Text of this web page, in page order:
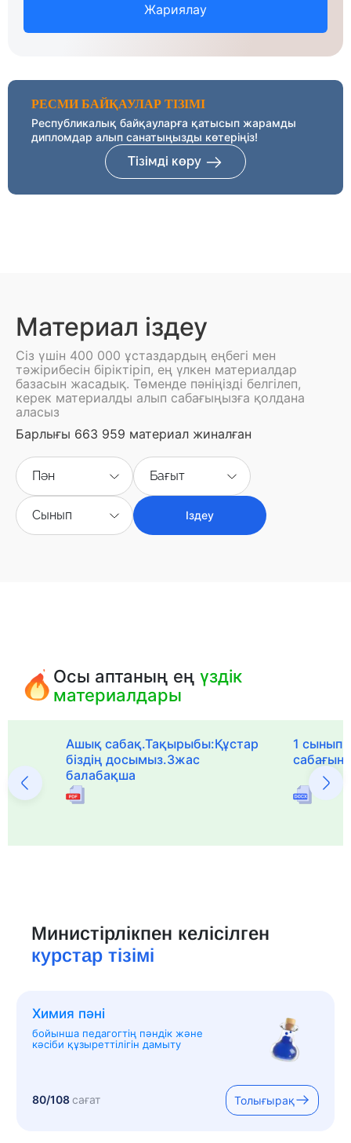
Жариялау
РЕСМИ БАЙҚАУЛАР ТІЗІМІ
Республикалық байқауларға қатысып жарамды
дипломдар алып санатыңызды көтеріңіз!
Тізімді көру
Материал іздеу
Сіз үшін 400 000 ұстаздардың еңбегі мен
тәжірибесін біріктіріп, ең үлкен материалдар
базасын жасадық. Төменде пәніңізді белгілеп,
керек материалды алып сабағыңызға қолдана
аласыз
Барлығы 663 959 материал жиналған
Пән Бағыт
Сынып Іздеу
Осы аптаның еңүздік
материалдары
Ашық сабақ.Тақырыбы:Құстар
біздің досымыз.3жас
балабақша
1
Министірлікпен келісілген
курстар тізімі
Химия пәні
бойынша педагогтің пәндік және
кәсіби құзыреттілігін дамыту
80/108сағат Толығырақ